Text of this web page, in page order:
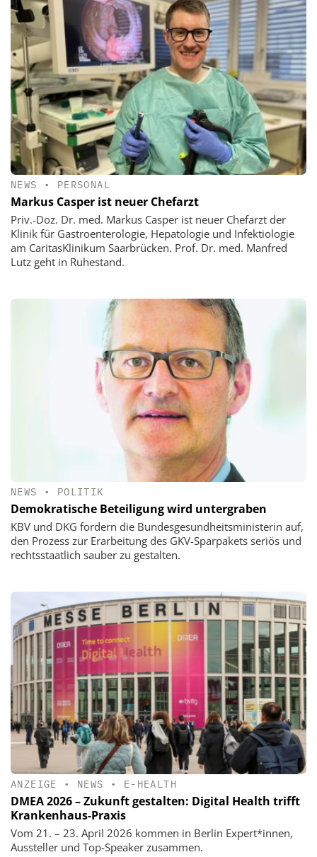
NEWS • PERSONAL
Markus Casper ist neuer Chefarzt
Priv.-Doz. Dr. med. Markus Casper ist neuer Chefarzt der
Klinik für Gastroenterologie, Hepatologie und Infektiologie
am CaritasKlinikum Saarbrücken. Prof. Dr. med. Manfred
Lutz geht in Ruhestand.
NEWS • POLITIK
Demokratische Beteiligung wird untergraben
KBV und DKG fordern die Bundesgesundheitsministerin auf,
den Prozess zur Erarbeitung des GKV-Sparpakets seriös und
rechtsstaatlich sauber zu gestalten.
ANZEIGE • NEWS • E-HEALTH
DMEA 2026 – Zukunft gestalten: Digital Health trifft
Krankenhaus-Praxis
Vom 21. – 23. April 2026 kommen in Berlin Expert*innen,
Aussteller und Top-Speaker zusammen.